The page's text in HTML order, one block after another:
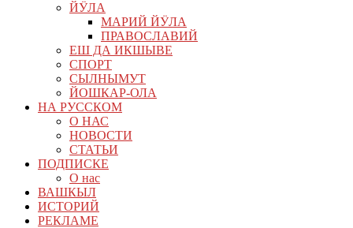
ЙӰЛА
МАРИЙ ЙӰЛА
ПРАВОСЛАВИЙ
ЕШ ДА ИКШЫВЕ
СПОРТ
СЫЛНЫМУТ
ЙОШКАР-ОЛА
НА РУССКОМ
О НАС
НОВОСТИ
СТАТЬИ
ПОДПИСКЕ
О нас
ВАШКЫЛ
ИСТОРИЙ
РЕКЛАМЕ